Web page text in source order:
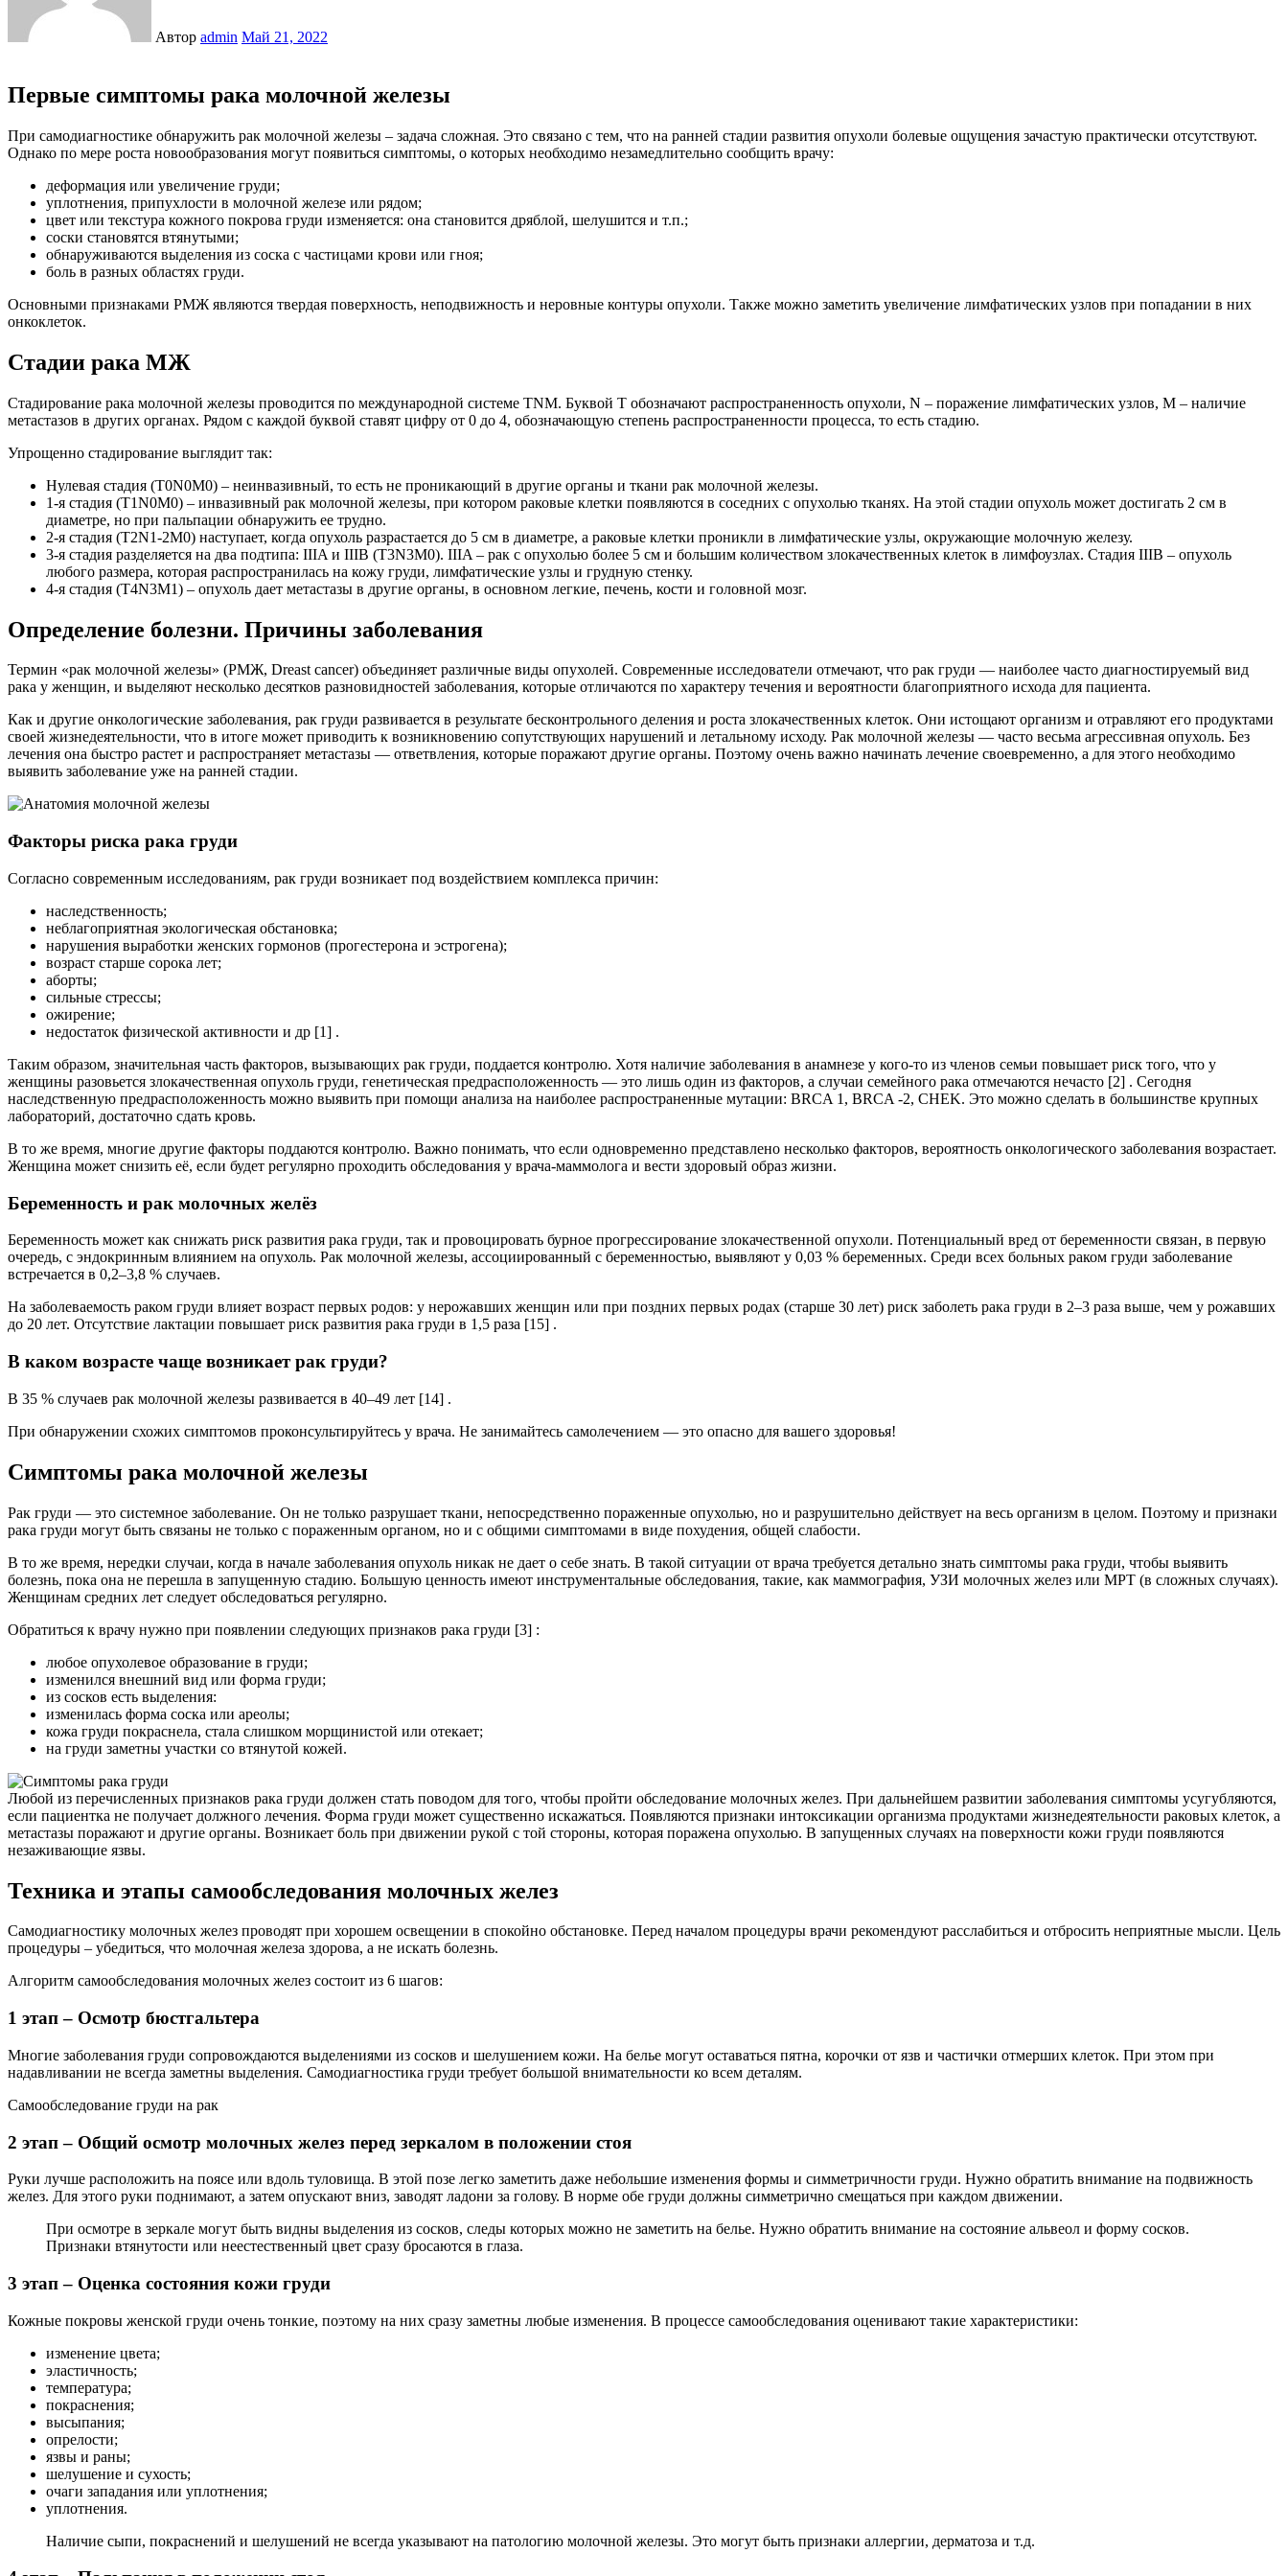
Автор admin Май 21, 2022
Первые симптомы рака молочной железы
При самодиагностике обнаружить рак молочной железы – задача сложная. Это связано с тем, что на ранней стадии развития опухоли болевые ощущения зачастую практически отсутствуют.
Однако по мере роста новообразования могут появиться симптомы, о которых необходимо незамедлительно сообщить врачу:
деформация или увеличение груди;
уплотнения, припухлости в молочной железе или рядом;
цвет или текстура кожного покрова груди изменяется: она становится дряблой, шелушится и т.п.;
соски становятся втянутыми;
обнаруживаются выделения из соска с частицами крови или гноя;
боль в разных областях груди.
Основными признаками РМЖ являются твердая поверхность, неподвижность и неровные контуры опухоли. Также можно заметить увеличение лимфатических узлов при попадании в них
онкоклеток.
Стадии рака МЖ
Стадирование рака молочной железы проводится по международной системе TNM. Буквой Т обозначают распространенность опухоли, N – поражение лимфатических узлов, М – наличие
метастазов в других органах. Рядом с каждой буквой ставят цифру от 0 до 4, обозначающую степень распространенности процесса, то есть стадию.
Упрощенно стадирование выглядит так:
Нулевая стадия (T0N0M0) – неинвазивный, то есть не проникающий в другие органы и ткани рак молочной железы.
1-я стадия (Т1N0M0) – инвазивный рак молочной железы, при котором раковые клетки появляются в соседних с опухолью тканях. На этой стадии опухоль может достигать 2 см в
диаметре, но при пальпации обнаружить ее трудно.
2-я стадия (Т2N1-2M0) наступает, когда опухоль разрастается до 5 см в диаметре, а раковые клетки проникли в лимфатические узлы, окружающие молочную железу.
3-я стадия разделяется на два подтипа: IIIA и IIIB (Т3N3M0). IIIA – рак с опухолью более 5 см и большим количеством злокачественных клеток в лимфоузлах. Стадия IIIB – опухоль
любого размера, которая распространилась на кожу груди, лимфатические узлы и грудную стенку.
4-я стадия (Т4N3M1) – опухоль дает метастазы в другие органы, в основном легкие, печень, кости и головной мозг.
Определение болезни. Причины заболевания
Термин «рак молочной железы» (РМЖ, Dreast cancer) объединяет различные виды опухолей. Современные исследователи отмечают, что рак груди — наиболее часто диагностируемый вид
рака у женщин, и выделяют несколько десятков разновидностей заболевания, которые отличаются по характеру течения и вероятности благоприятного исхода для пациента.
Как и другие онкологические заболевания, рак груди развивается в результате бесконтрольного деления и роста злокачественных клеток. Они истощают организм и отравляют его продуктами
своей жизнедеятельности, что в итоге может приводить к возникновению сопутствующих нарушений и летальному исходу. Рак молочной железы — часто весьма агрессивная опухоль. Без
лечения она быстро растет и распространяет метастазы — ответвления, которые поражают другие органы. Поэтому очень важно начинать лечение своевременно, а для этого необходимо
выявить заболевание уже на ранней стадии.
Факторы риска рака груди
Согласно современным исследованиям, рак груди возникает под воздействием комплекса причин:
наследственность;
неблагоприятная экологическая обстановка;
нарушения выработки женских гормонов (прогестерона и эстрогена);
возраст старше сорока лет;
аборты;
сильные стрессы;
ожирение;
недостаток физической активности и др [1] .
Таким образом, значительная часть факторов, вызывающих рак груди, поддается контролю. Хотя наличие заболевания в анамнезе у кого-то из членов семьи повышает риск того, что у
женщины разовьется злокачественная опухоль груди, генетическая предрасположенность — это лишь один из факторов, а случаи семейного рака отмечаются нечасто [2] . Сегодня
наследственную предрасположенность можно выявить при помощи анализа на наиболее распространенные мутации: BRCA 1, BRCA -2, CHEK. Это можно сделать в большинстве крупных
лабораторий, достаточно сдать кровь.
В то же время, многие другие факторы поддаются контролю. Важно понимать, что если одновременно представлено несколько факторов, вероятность онкологического заболевания возрастает.
Женщина может снизить её, если будет регулярно проходить обследования у врача-маммолога и вести здоровый образ жизни.
Беременность и рак молочных желёз
Беременность может как снижать риск развития рака груди, так и провоцировать бурное прогрессирование злокачественной опухоли. Потенциальный вред от беременности связан, в первую
очередь, с эндокринным влиянием на опухоль. Рак молочной железы, ассоциированный с беременностью, выявляют у 0,03 % беременных. Среди всех больных раком груди заболевание
встречается в 0,2–3,8 % случаев.
На заболеваемость раком груди влияет возраст первых родов: у нерожавших женщин или при поздних первых родах (старше 30 лет) риск заболеть рака груди в 2–3 раза выше, чем у рожавших
до 20 лет. Отсутствие лактации повышает риск развития рака груди в 1,5 раза [15] .
В каком возрасте чаще возникает рак груди?
В 35 % случаев рак молочной железы развивается в 40–49 лет [14] .
При обнаружении схожих симптомов проконсультируйтесь у врача. Не занимайтесь самолечением — это опасно для вашего здоровья!
Симптомы рака молочной железы
Рак груди — это системное заболевание. Он не только разрушает ткани, непосредственно пораженные опухолью, но и разрушительно действует на весь организм в целом. Поэтому и признаки
рака груди могут быть связаны не только с пораженным органом, но и с общими симптомами в виде похудения, общей слабости.
В то же время, нередки случаи, когда в начале заболевания опухоль никак не дает о себе знать. В такой ситуации от врача требуется детально знать симптомы рака груди, чтобы выявить
болезнь, пока она не перешла в запущенную стадию. Большую ценность имеют инструментальные обследования, такие, как маммография, УЗИ молочных желез или МРТ (в сложных случаях).
Женщинам средних лет следует обследоваться регулярно.
Обратиться к врачу нужно при появлении следующих признаков рака груди [3] :
любое опухолевое образование в груди;
изменился внешний вид или форма груди;
из сосков есть выделения:
изменилась форма соска или ареолы;
кожа груди покраснела, стала слишком морщинистой или отекает;
на груди заметны участки со втянутой кожей.
Любой из перечисленных признаков рака груди должен стать поводом для того, чтобы пройти обследование молочных желез. При дальнейшем развитии заболевания симптомы усугубляются,
если пациентка не получает должного лечения. Форма груди может существенно искажаться. Появляются признаки интоксикации организма продуктами жизнедеятельности раковых клеток, а
метастазы поражают и другие органы. Возникает боль при движении рукой с той стороны, которая поражена опухолью. В запущенных случаях на поверхности кожи груди появляются
незаживающие язвы.
Техника и этапы самообследования молочных желез
Самодиагностику молочных желез проводят при хорошем освещении в спокойно обстановке. Перед началом процедуры врачи рекомендуют расслабиться и отбросить неприятные мысли. Цель
процедуры – убедиться, что молочная железа здорова, а не искать болезнь.
Алгоритм самообследования молочных желез состоит из 6 шагов:
1 этап – Осмотр бюстгальтера
Многие заболевания груди сопровождаются выделениями из сосков и шелушением кожи. На белье могут оставаться пятна, корочки от язв и частички отмерших клеток. При этом при
надавливании не всегда заметны выделения. Самодиагностика груди требует большой внимательности ко всем деталям.
Самообследование груди на рак
2 этап – Общий осмотр молочных желез перед зеркалом в положении стоя
Руки лучше расположить на поясе или вдоль туловища. В этой позе легко заметить даже небольшие изменения формы и симметричности груди. Нужно обратить внимание на подвижность
желез. Для этого руки поднимают, а затем опускают вниз, заводят ладони за голову. В норме обе груди должны симметрично смещаться при каждом движении.
При осмотре в зеркале могут быть видны выделения из сосков, следы которых можно не заметить на белье. Нужно обратить внимание на состояние альвеол и форму сосков.
Признаки втянутости или неестественный цвет сразу бросаются в глаза.
3 этап – Оценка состояния кожи груди
Кожные покровы женской груди очень тонкие, поэтому на них сразу заметны любые изменения. В процессе самообследования оценивают такие характеристики:
изменение цвета;
эластичность;
температура;
покраснения;
высыпания;
опрелости;
язвы и раны;
шелушение и сухость;
очаги западания или уплотнения;
уплотнения.
Наличие сыпи, покраснений и шелушений не всегда указывают на патологию молочной железы. Это могут быть признаки аллергии, дерматоза и т.д.